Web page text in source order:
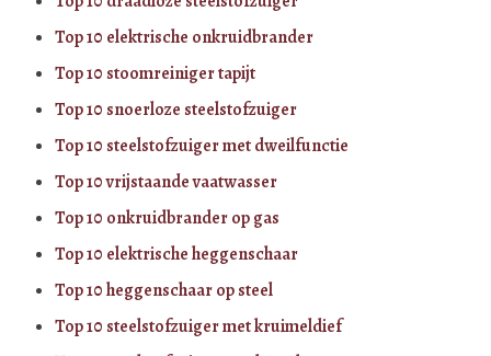
Top 10 elektrische onkruidbrander
Top 10 stoomreiniger tapijt
Top 10 snoerloze steelstofzuiger
Top 10 steelstofzuiger met dweilfunctie
Top 10 vrijstaande vaatwasser
Top 10 onkruidbrander op gas
Top 10 elektrische heggenschaar
Top 10 heggenschaar op steel
Top 10 steelstofzuiger met kruimeldief